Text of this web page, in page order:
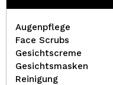
Augenpflege
Face Scrubs
Gesichtscreme
Gesichtsmasken
Reinigung